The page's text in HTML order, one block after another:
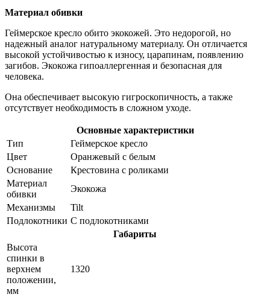
Материал обивки
Геймерское кресло обито экокожей. Это недорогой, но
надежный аналог натуральному материалу. Он отличается
высокой устойчивостью к износу, царапинам, появлению
загибов. Экокожа гипоаллергенная и безопасная для
человека.
Она обеспечивает высокую гигроскопичность, а также
отсутствует необходимость в сложном уходе.
Основные характеристики
Тип
Геймерское кресло
Цвет
Оранжевый с белым
Основание
Крестовина с роликами
Материал
обивки
Экокожа
Механизмы
Tilt
Подлокотники С подлокотниками
Габариты
Высота
спинки в
верхнем
положении,
мм
1320